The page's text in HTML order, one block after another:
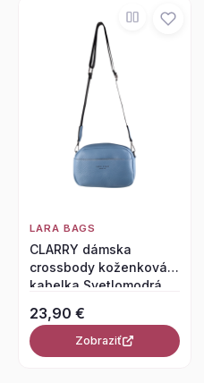
LARA BAGS
CLARRY dámska
crossbody koženková
kabelka Svetlomodrá
23,90 €
Zobraziť